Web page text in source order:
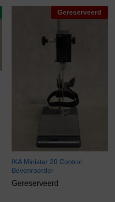
Gereserveerd
IKA Ministar 20 Control
Bovenroerder
Gereserveerd